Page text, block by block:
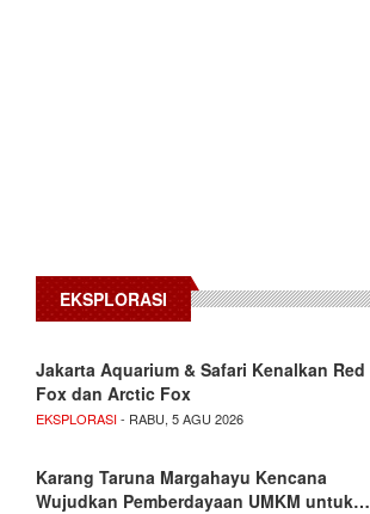
EKSPLORASI
Jakarta Aquarium & Safari Kenalkan Red
Fox dan Arctic Fox
EKSPLORASI- RABU, 5 AGU 2026
Karang Taruna Margahayu Kencana
Wujudkan Pemberdayaan UMKM untuk…